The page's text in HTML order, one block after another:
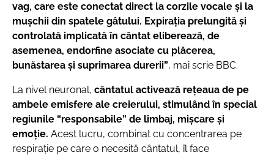
vag, care este conectat direct la corzile vocale și la
mușchii din spatele gâtului. Expirația prelungită și
controlată implicată în cântat eliberează, de
asemenea, endorfine asociate cu plăcerea,
bunăstarea și suprimarea durerii”, mai scrie BBC.
La nivel neuronal, cântatul activează reţeaua de pe
ambele emisfere ale creierului, stimulând în special
regiunile “responsabile” de limbaj, mișcare și
emoție. Acest lucru, combinat cu concentrarea pe
respirație pe care o necesită cântatul, îl face